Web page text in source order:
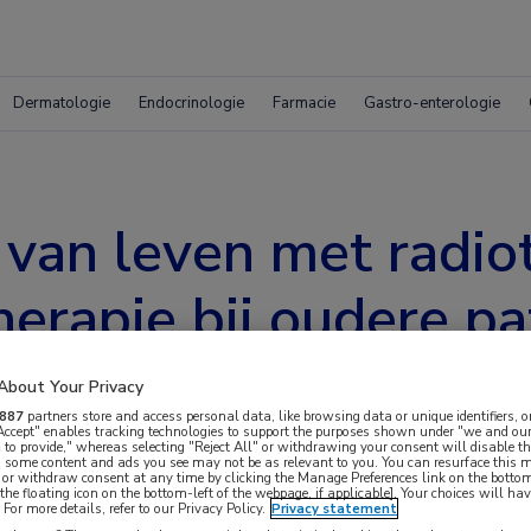
Dermatologie Endocrinologie Farmacie Gastro-enterologie
leven met
bij oudere
Your Privacy
887 partners store and access personal data, like browsing data or unique identifiers,
enables tracking technologies to support the purposes shown under "we and
to provide," whereas selecting "Reject All" or withdrawing your consent will disable
some content and ads you see may not be as relevant to you. You can resurface this
or withdraw consent at any time by clicking the Manage Preferences link on the
floating icon on the bottom-left of the webpage, if applicable]. Your choices will
more details, refer to our Privacy Policy. Privacy statement